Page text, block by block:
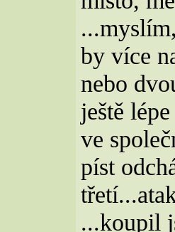
by více
nebo
ještě
ve
píst
...koupil